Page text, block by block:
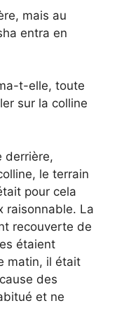
mais au
entra en
t-elle, toute
sur la colline
derrière,
le terrain
pour cela
raisonnable. La
recouverte de
étaient
matin, il était
des
et ne